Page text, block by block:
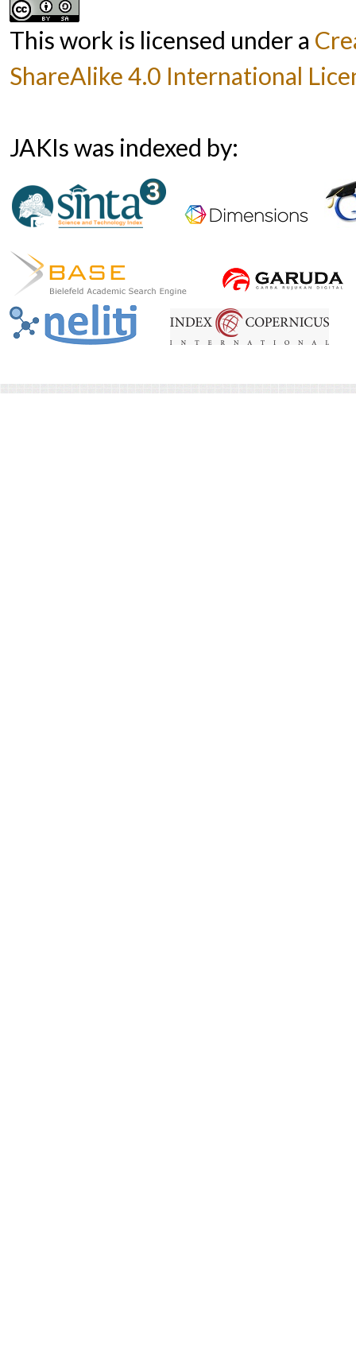
This work is licensed under a
ShareAlike 4.0 International
JAKIs was indexed by: